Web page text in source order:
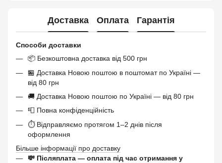
Доставка Оплата Гарантія
Способи доставки
📦 Безкоштовна доставка від 500 грн
🏪 Доставка Новою поштою в поштомат по Україні —
від 80 грн
🚚 Доставка Новою поштою по Україні — від 80 грн
📮 Повна конфіденційність
⏱ Відправляємо протягом 1–2 днів після
оформлення
Більше інформації про доставку
💸 Післяплата — оплата під час отримання у